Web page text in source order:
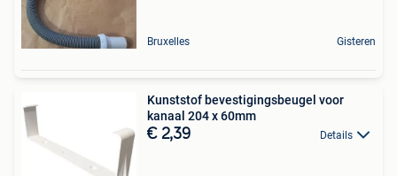
Bruxelles Gisteren
Kunststof bevestigingsbeugel voor
kanaal 204 x 60mm
€ 2,39 Details